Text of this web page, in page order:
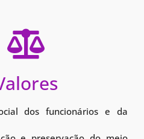
dos funcionários e da